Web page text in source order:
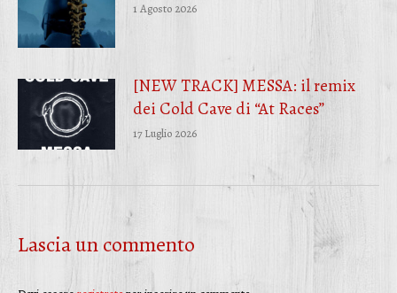
1 Agosto 2026
[NEW TRACK] MESSA: il remix
dei Cold Cave di “At Races”
17 Luglio 2026
Lascia un commento